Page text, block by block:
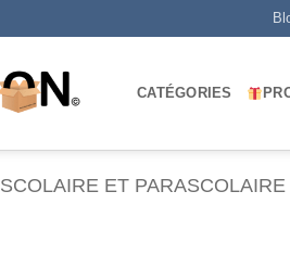
CATÉGORIES
SCOLAIRE ET PARASCOLAIRE